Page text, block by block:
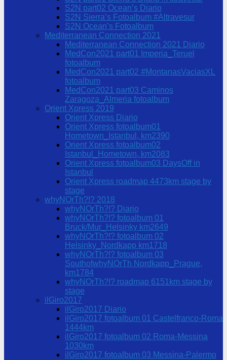
S2N part02 Ocean’s Diario
S2N Sierra’s Fotoalbum #Altravesur
S2N Ocean’s Fotoalbum
Mediterranean Connection 2021
Mediterranean Connection 2021 Diario
MedCon2021 part01 Imperia_Teruel
fotoalbum
MedCon2021 part02 #MontanasVaciasXL
fotoalbum
MedCon2021 part03 Caminos
Zaragoza_Almeria fotoalbum
Orient Xpress 2019
Orient Xpress Diario
Orient Xpress fotoalbum01
Hometown_Istanbul, km2390
Orient Xpress fotoalbum02
Istanbul_Hometown, km2083
Orient Xpress fotoalbum03 DaysOff in
Istanbul
Orient Xpress roadmap 4473km stage by
stage
whyNOrTh?!? 2018
whyNOrTh?!? Diario
whyNOrTh?!? fotoalbum 01
Bruck/Mur_Helsinky km2649
whyNOrTh?!? fotoalbum 02
Helsinky_Nordkapp km1718
whyNOrTh?!? fotoalbum 03
SouthofwhyNOrTh Nordkapp_Prague,
km1784
whyNOrTh?!? roadmap 6151km stage by
stage
ilGiro2017
ilGiro2017 Diario
ilGiro2017 fotoalbum 01 Castelfranco-Roma
1444km
ilGiro2017 fotoalbum 02 Roma-Messina
1030km
ilGiro2017 fotoalbum 03 Messina-Palermo